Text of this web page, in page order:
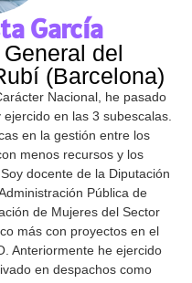
García
del
(Barcelona)
Nacional, he pasado
en las 3 subescalas.
en la gestión entre los
menos recursos y los
docente de la Diputación
Pública de
de Mujeres del Sector
más con proyectos en el
Anteriormente he ejercido
en despachos como